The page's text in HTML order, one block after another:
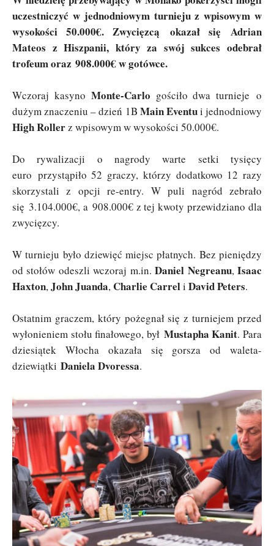
uczestniczyć w jednodniowym turnieju z wpisowym w
wysokości 50.000€. Zwycięzcą okazał się Adrian
Mateos z Hiszpanii, który za swój sukces odebrał
trofeum oraz 908.000€ w gotówce.
Wczoraj kasyno Monte-Carlo gościło dwa turnieje o
dużym znaczeniu – dzień 1B Main Eventui jednodniowy
High Rollerz wpisowym w wysokości 50.000€.
Do rywalizacji o nagrody warte setki tysięcy
euro przystąpiło 52 graczy, którzy dodatkowo 12 razy
skorzystali z opcji re-entry. W puli nagród zebrało
się 3.104.000€, a 908.000€ z tej kwoty przewidziano dla
zwycięzcy.
W turnieju było dziewięć miejsc płatnych. Bez pieniędzy
od stołów odeszli wczoraj m.in.Daniel Negreanu,Isaac
Haxton,John Juanda, Charlie Carreli David Peters.
Ostatnim graczem, który pożegnał się z turniejem przed
wyłonieniem stołu finałowego, był Mustapha Kanit. Para
dziesiątek Włocha okazała się gorsza od waleta-
dziewiątki Daniela Dvoressa.